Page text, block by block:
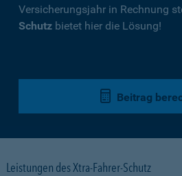
Versicherungsjahr in Rechnung
Schutz bietet hier die Lösung!
Beitrag
Leistungen des Xtra-Fahrer-Schutz